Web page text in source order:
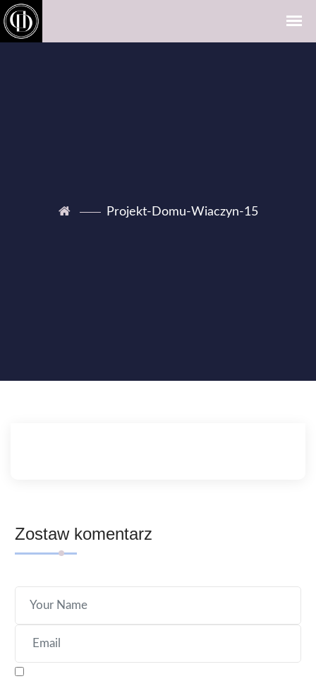
Projekt-Domu-Wiaczyn-15
Zostaw komentarz